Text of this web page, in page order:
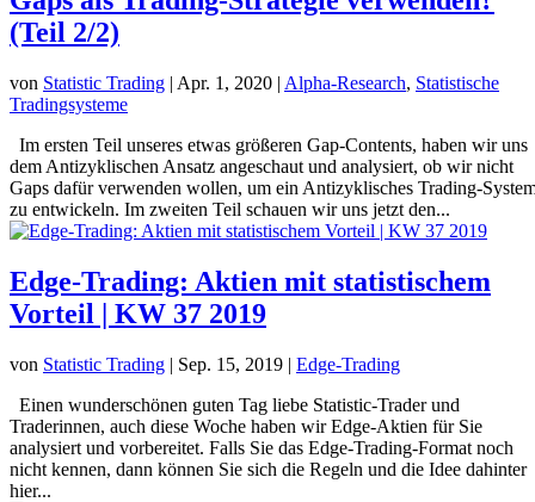
(Teil 2/2)
von Statistic Trading | Apr. 1, 2020 | Alpha-Research, Statistische
Tradingsysteme
Im ersten Teil unseres etwas größeren Gap-Contents, haben wir uns
dem Antizyklischen Ansatz angeschaut und analysiert, ob wir nicht
Gaps dafür verwenden wollen, um ein Antizyklisches Trading-
zu entwickeln. Im zweiten Teil schauen wir uns jetzt den...
Edge-Trading: Aktien mit statistischem
Vorteil | KW 37 2019
von Statistic Trading | Sep. 15, 2019 | Edge-Trading
Einen wunderschönen guten Tag liebe Statistic-Trader und
Traderinnen, auch diese Woche haben wir Edge-Aktien für Sie
analysiert und vorbereitet. Falls Sie das Edge-Trading-Format noch
nicht kennen, dann können Sie sich die Regeln und die Idee dahinter
hier...